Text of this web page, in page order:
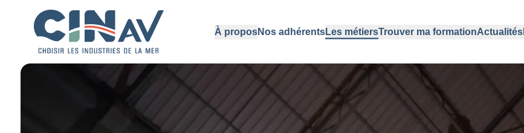
À proposNos adhérentsLes métiersTrouver ma formationActualités